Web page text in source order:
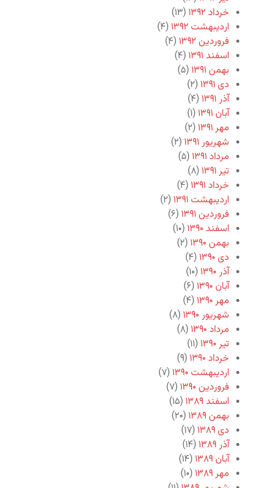
خرداد ۱۳۹۲
(۱۳)
اردیبهشت ۱۳۹۲
(۴)
فروردین ۱۳۹۲
(۴)
اسفند ۱۳۹۱
(۴)
بهمن ۱۳۹۱
(۵)
دی ۱۳۹۱
(۲)
آذر ۱۳۹۱
(۴)
آبان ۱۳۹۱
(۱)
مهر ۱۳۹۱
(۲)
شهریور ۱۳۹۱
(۲)
مرداد ۱۳۹۱
(۵)
تیر ۱۳۹۱
(۸)
خرداد ۱۳۹۱
(۴)
اردیبهشت ۱۳۹۱
(۲)
فروردین ۱۳۹۱
(۶)
اسفند ۱۳۹۰
(۱۰)
بهمن ۱۳۹۰
(۲)
دی ۱۳۹۰
(۴)
آذر ۱۳۹۰
(۱۰)
آبان ۱۳۹۰
(۶)
مهر ۱۳۹۰
(۴)
شهریور ۱۳۹۰
(۸)
مرداد ۱۳۹۰
(۸)
تیر ۱۳۹۰
(۱۱)
خرداد ۱۳۹۰
(۹)
اردیبهشت ۱۳۹۰
(۷)
فروردین ۱۳۹۰
(۷)
اسفند ۱۳۸۹
(۱۵)
بهمن ۱۳۸۹
(۲۰)
دی ۱۳۸۹
(۱۷)
آذر ۱۳۸۹
(۱۴)
آبان ۱۳۸۹
(۱۴)
مهر ۱۳۸۹
(۱۰)